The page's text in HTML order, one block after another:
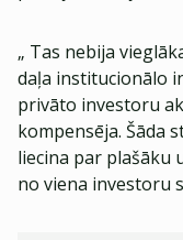
„ Tas nebija
daļa institucionālo
privāto investoru
kompensēja. Šāda
liecina par plašāku
no viena investoru